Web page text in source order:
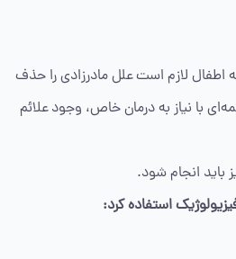
لازم است علل مادرزادی را حذف
با نیاز به درمان خاص، وجود علائم
باید انجام شود.
استفاده کرد: